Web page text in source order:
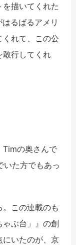
描いてくれた
るばるアメリ
くれて、この公
敢行してくれ
Timの奥さんで
いた方でもあっ
この連載のも
ゃぶ台」』の創
にいたのが、京